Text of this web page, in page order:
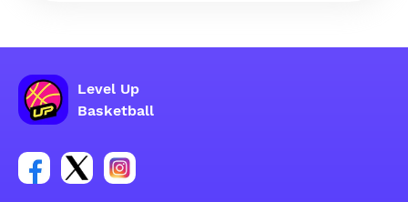
Level Up
Basketball
Link per il gruppo social dell'account Facebook
Link per il gruppo social dell'account Tweeter
Link per il gruppo social dell'account